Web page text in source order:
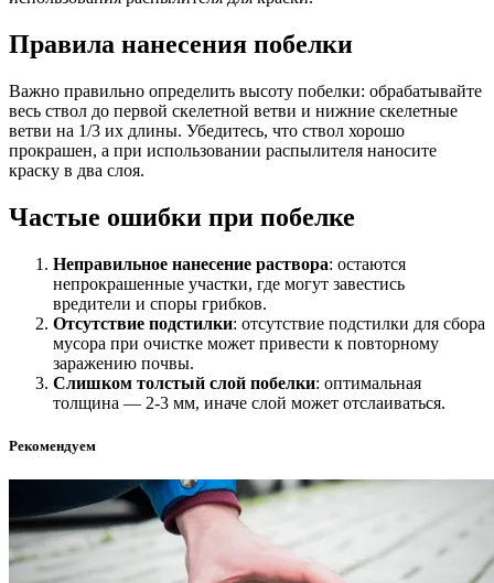
Правила нанесения побелки
Важно правильно определить высоту побелки: обрабатывайте
весь ствол до первой скелетной ветви и нижние скелетные
ветви на 1/3 их длины. Убедитесь, что ствол хорошо
прокрашен, а при использовании распылителя наносите
краску в два слоя.
Частые ошибки при побелке
Неправильное нанесение раствора: остаются
непрокрашенные участки, где могут завестись
вредители и споры грибков.
Отсутствие подстилки: отсутствие подстилки для сбора
мусора при очистке может привести к повторному
заражению почвы.
Слишком толстый слой побелки: оптимальная
толщина — 2-3 мм, иначе слой может отслаиваться.
Рекомендуем